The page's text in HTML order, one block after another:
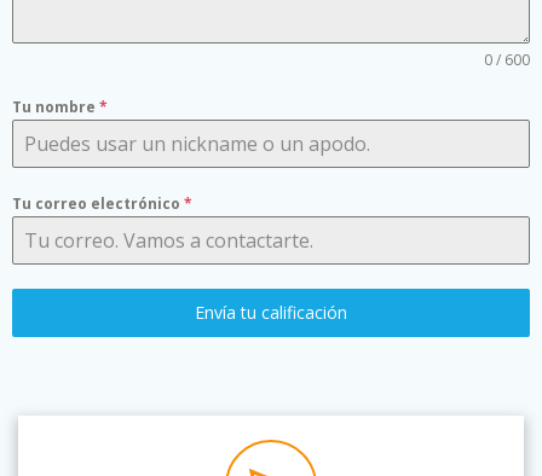
0 / 600
Tu nombre *
Tu correo electrónico *
Envía tu calificación